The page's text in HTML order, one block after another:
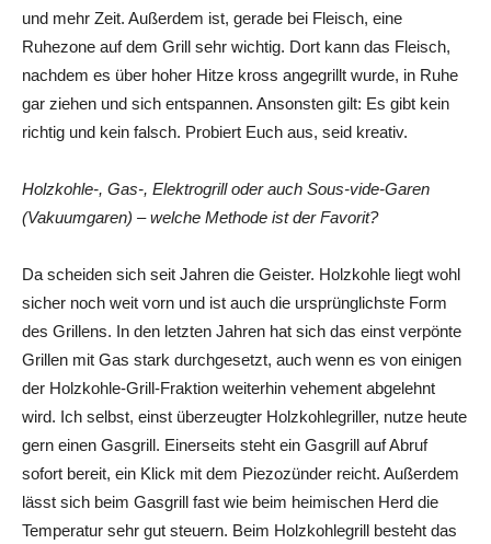
und mehr Zeit. Außerdem ist, gerade bei Fleisch, eine
Ruhezone auf dem Grill sehr wichtig. Dort kann das Fleisch,
nachdem es über hoher Hitze kross angegrillt wurde, in Ruhe
gar ziehen und sich entspannen. Ansonsten gilt: Es gibt kein
richtig und kein falsch. Probiert Euch aus, seid kreativ.
Holzkohle-, Gas-, Elektrogrill oder auch Sous-vide-Garen
(Vakuumgaren) – welche Methode ist der Favorit?
Da scheiden sich seit Jahren die Geister. Holzkohle liegt wohl
sicher noch weit vorn und ist auch die ursprünglichste Form
des Grillens. In den letzten Jahren hat sich das einst verpönte
Grillen mit Gas stark durchgesetzt, auch wenn es von einigen
der Holzkohle-Grill-Fraktion weiterhin vehement abgelehnt
wird. Ich selbst, einst überzeugter Holzkohlegriller, nutze heute
gern einen Gasgrill. Einerseits steht ein Gasgrill auf Abruf
sofort bereit, ein Klick mit dem Piezozünder reicht. Außerdem
lässt sich beim Gasgrill fast wie beim heimischen Herd die
Temperatur sehr gut steuern. Beim Holzkohlegrill besteht das